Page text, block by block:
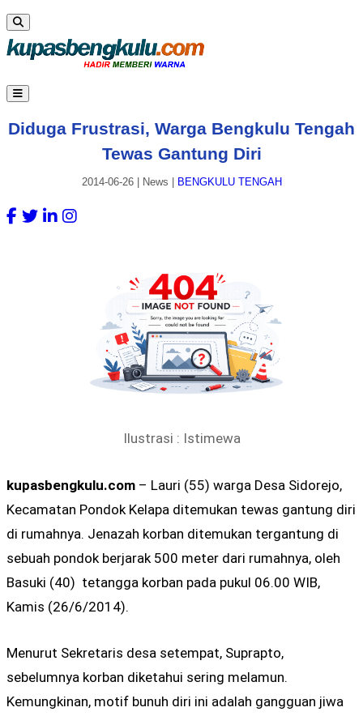
Diduga Frustrasi, Warga Bengkulu Tengah
Tewas Gantung Diri
2014-06-26| News BENGKULU TENGAH
Ilustrasi : Istimewa
kupasbengkulu.com – Lauri (55) warga Desa Sidorejo,
Kecamatan Pondok Kelapa ditemukan tewas gantung diri
di rumahnya. Jenazah korban ditemukan tergantung di
sebuah pondok berjarak 500 meter dari rumahnya, oleh
Basuki (40) tetangga korban pada pukul 06.00 WIB,
Kamis (26/6/2014).
Menurut Sekretaris desa setempat, Suprapto,
sebelumnya korban diketahui sering melamun.
Kemungkinan, motif bunuh diri ini adalah gangguan jiwa